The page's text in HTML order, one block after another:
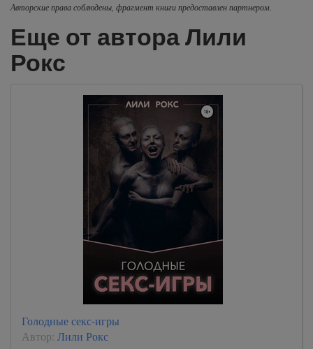
Авторские права соблюдены, фрагмент книги предоставлен партнером.
Еще от автора Лили
Рокс
Голодные секс-игры
Автор: Лили Рокс